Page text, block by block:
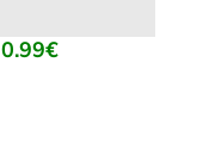
0.99€